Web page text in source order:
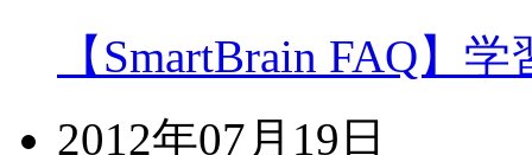
【SmartBrain FAQ】
2012年07月19日